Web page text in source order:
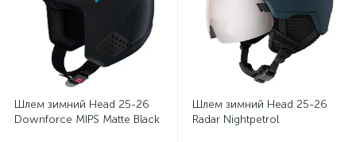
Шлем зимний Head 25-26
Downforce MIPS Matte Black
Шлем зимний Head 25-26
Radar Nightpetrol